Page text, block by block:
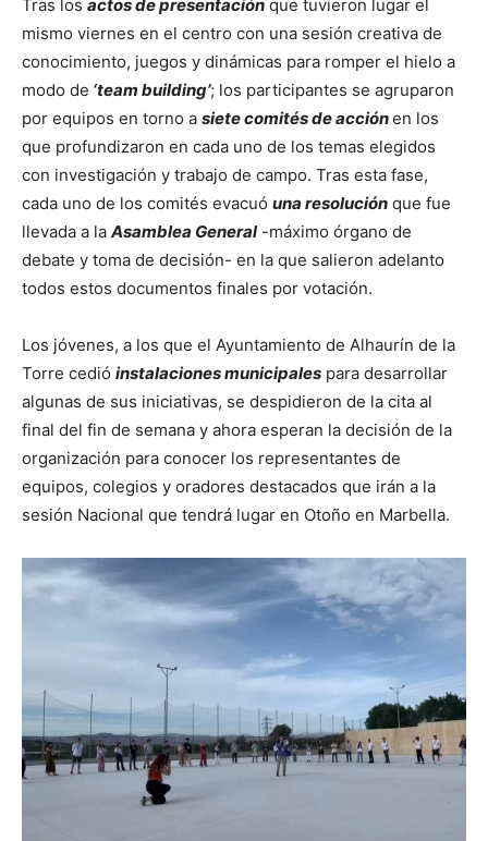
Tras los actos de presentación que tuvieron lugar el
mismo viernes en el centro con una sesión creativa de
conocimiento, juegos y dinámicas para romper el hielo a
modo de ‘team building’; los participantes se agruparon
por equipos en torno a siete comités de acciónen los
que profundizaron en cada uno de los temas elegidos
con investigación y trabajo de campo. Tras esta fase,
cada uno de los comités evacuó una resolución que fue
llevada a la Asamblea General-máximo órgano de
debate y toma de decisión- en la que salieron adelanto
todos estos documentos finales por votación.
Los jóvenes, a los que el Ayuntamiento de Alhaurín de la
Torre cedió instalaciones municipales para desarrollar
algunas de sus iniciativas, se despidieron de la cita al
final del fin de semana y ahora esperan la decisión de la
organización para conocer los representantes de
equipos, colegios y oradores destacados que irán a la
sesión Nacional que tendrá lugar en Otoño en Marbella.